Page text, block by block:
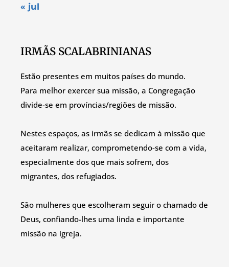
« jul
IRMÃS SCALABRINIANAS
Estão presentes em muitos países do mundo.
Para melhor exercer sua missão, a Congregação
divide-se em províncias/regiões de missão.
Nestes espaços, as irmãs se dedicam à missão que
aceitaram realizar, comprometendo-se com a vida,
especialmente dos que mais sofrem, dos
migrantes, dos refugiados.
São mulheres que escolheram seguir o chamado de
Deus, confiando-lhes uma linda e importante
missão na igreja.